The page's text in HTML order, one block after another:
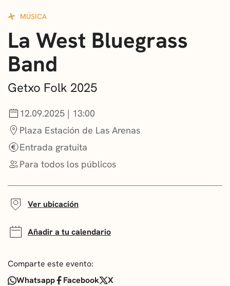
CONVOCATORIAS
NOTICIAS
GETXO KULTURA
ASOCIACIONES CULTURALES
MÚSICA
La West Bluegrass
Band
Getxo Folk 2025
12.09.2025 | 13:00
Plaza Estación de Las Arenas
Entrada gratuita
Para todos los públicos
Ver ubicación
Añadir a tu calendario
Comparte este evento:
Whatsapp
Facebook X